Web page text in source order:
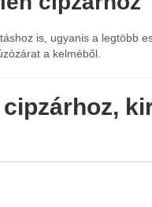
is, ugyanis a legtöbb
a kelméből.